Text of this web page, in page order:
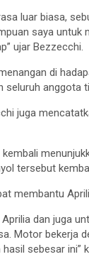
luar biasa,
saya
ujar Bezzecchi.
di
seluruh anggota
juga
tersebut
membantu
dan juga
Motor bekerja
sebesar ini”